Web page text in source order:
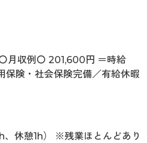
月収例〇 201,600円 ＝時給
保険・社会保険完備／有給休暇
休憩1h） ※残業ほとんどあり